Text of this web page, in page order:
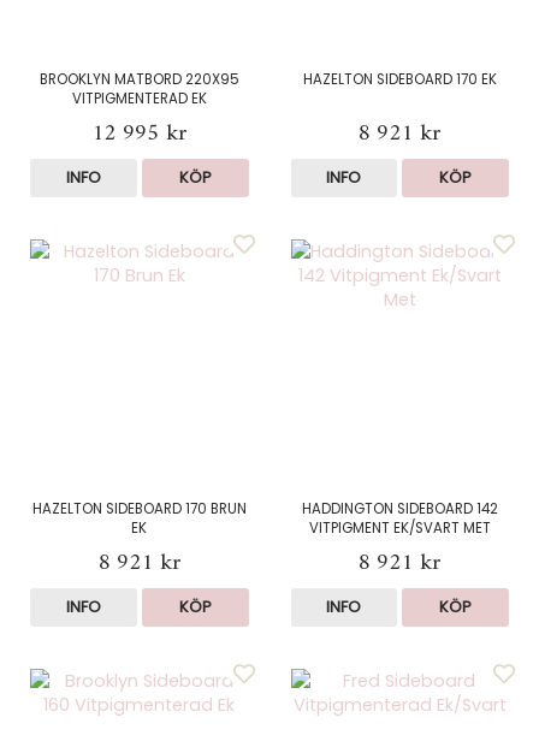
BROOKLYN MATBORD 220X95
VITPIGMENTERAD EK
12 995 kr
INFO KÖP
HAZELTON SIDEBOARD 170 EK
8 921 kr
INFO KÖP
HAZELTON SIDEBOARD 170 BRUN
EK
8 921 kr
INFO KÖP
HADDINGTON SIDEBOARD 142
VITPIGMENT EK/SVART MET
8 921 kr
INFO KÖP